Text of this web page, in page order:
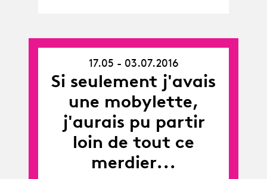
-
03.07.16
17.05 - 03.07.2016
Si seulement j'avais
une mobylette,
j'aurais pu partir
loin de tout ce
merdier...